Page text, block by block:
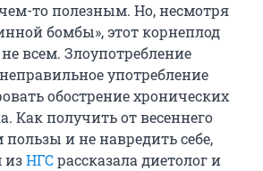
то полезным. Но, несмотря
бомбы», этот корнеплод
всем. Злоупотребление
употребление
обострение хронических
Как получить от весеннего
и не навредить себе,
изНГСрассказала диетолог и